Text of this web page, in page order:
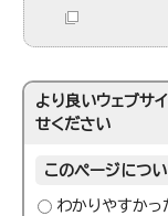
より良いウェブサ
せください
このページにつ
わかりやすかっ